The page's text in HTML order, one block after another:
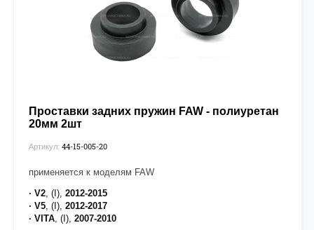
Проставки задних пружин FAW - полиуретан
20мм 2шт
Артикул: 44-15-005-20
применяется к моделям FAW
· V2 , (I), 2012-2015
· V5 , (I), 2012-2017
· VITA , (I), 2007-2010